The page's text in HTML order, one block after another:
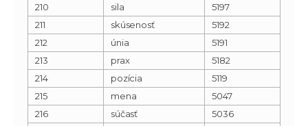
210
sila
5197
211
skúsenosť
5192
212
únia
5191
213
prax
5182
214
pozícia
5119
215
mena
5047
216
súčasť
5036